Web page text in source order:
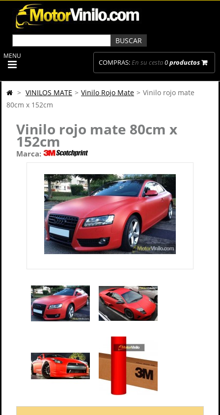
COMPRAS:En su cesta0productos
MENU
> VINILOS MATE > Vinilo Rojo Mate > Vinilo rojo mate
80cm x 152cm
Vinilo rojo mate 80cm x
152cm
Marca: